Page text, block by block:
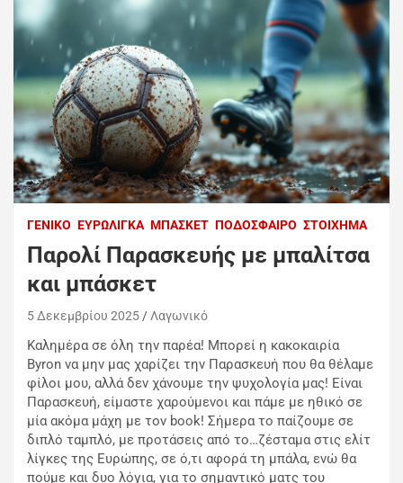
ΓΕΝΙΚΌ ΕΥΡΩΛΊΓΚΑ ΜΠΆΣΚΕΤ ΠΟΔΌΣΦΑΙΡΟ ΣΤΟΊΧΗΜΑ
Παρολί Παρασκευής με μπαλίτσα
και μπάσκετ
5 Δεκεμβρίου 2025 Λαγωνικό
Καλημέρα σε όλη την παρέα! Μπορεί η κακοκαιρία
Byron να μην μας χαρίζει την Παρασκευή που θα θέλαμε
φίλοι μου, αλλά δεν χάνουμε την ψυχολογία μας! Είναι
Παρασκευή, είμαστε χαρούμενοι και πάμε με ηθικό σε
μία ακόμα μάχη με τον book! Σήμερα το παίζουμε σε
διπλό ταμπλό, με προτάσεις από το…ζέσταμα στις ελίτ
λίγκες της Ευρώπης, σε ό,τι αφορά τη μπάλα, ενώ θα
πούμε και δυο λόγια, για το σημαντικό ματς του